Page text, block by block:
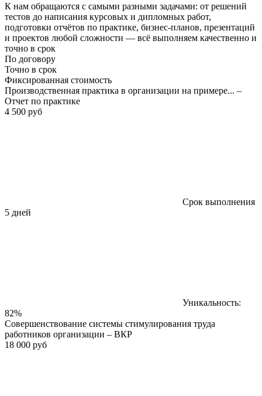
К нам обращаются с самыми разными задачами: от решений
тестов до написания курсовых и дипломных работ,
подготовки отчётов по практике, бизнес-планов, презентаций
и проектов любой сложности — всё выполняем качественно и
точно в срок
По договору
Точно в срок
Фиксированная стоимость
Производственная практика в организации на примере... –
Отчет по практике
4 500 руб
Срок выполнения
5 дней
Уникальность:
82%
Совершенствование системы стимулирования труда
работников организации – ВКР
18 000 руб